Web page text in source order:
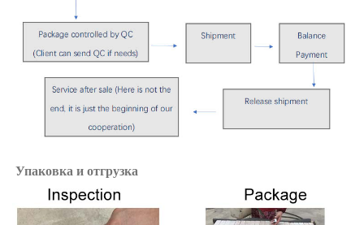
Упаковка и отгрузка